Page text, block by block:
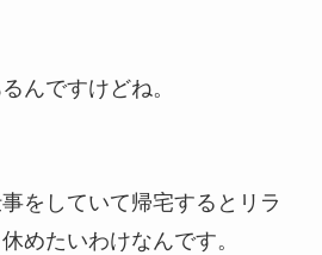
んですけどね。
をしていて帰宅するとリラ
めたいわけなんです。